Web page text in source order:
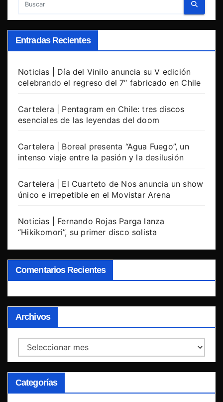
Entradas Recientes
Noticias | Día del Vinilo anuncia su V edición
celebrando el regreso del 7″ fabricado en Chile
Cartelera | Pentagram en Chile: tres discos
esenciales de las leyendas del doom
Cartelera | Boreal presenta “Agua Fuego”, un
intenso viaje entre la pasión y la desilusión
Cartelera | El Cuarteto de Nos anuncia un show
único e irrepetible en el Movistar Arena
Noticias | Fernando Rojas Parga lanza
“Hikikomori”, su primer disco solista
Comentarios Recientes
Archivos
Archivos
Categorías